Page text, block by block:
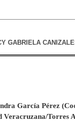
GABRIELA
García Pérez
Veracruzana/Torres